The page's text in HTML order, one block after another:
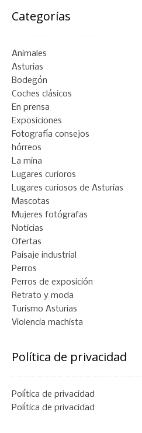
Categorías
Animales
Asturias
Bodegón
Coches clásicos
En prensa
Exposiciones
Fotografía consejos
hórreos
La mina
Lugares curioros
Lugares curiosos de Asturias
Mascotas
Mujeres fotógrafas
Noticias
Ofertas
Paisaje industrial
Perros
Perros de exposición
Retrato y moda
Turismo Asturias
Violencia machista
Política de privacidad
Política de privacidad
Política de privacidad